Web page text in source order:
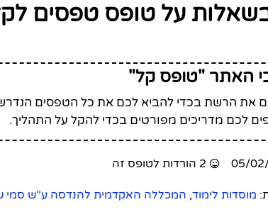
על טופס טפסים
האתר "טופס קל"
את הרשת בכדי להביא לכם את כל הטפסים
לכם מדריכים מפורטים בכדי להקל על התהליך.
2 הורדות לטופס זה
מוסדות לימוד, המכללה האקדמית להנדסה ע”ש סמי